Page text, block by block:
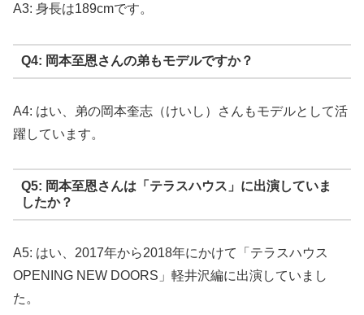
A3: 身長は189cmです。
Q4: 岡本至恩さんの弟もモデルですか？
A4: はい、弟の岡本奎志（けいし）さんもモデルとして活
躍しています。
Q5: 岡本至恩さんは「テラスハウス」に出演していま
したか？
A5: はい、2017年から2018年にかけて「テラスハウス
OPENING NEW DOORS」軽井沢編に出演していまし
た。